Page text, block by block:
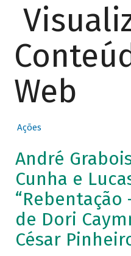
Web
Ações
André
Cunha e
“Rebentação
de Dori
César